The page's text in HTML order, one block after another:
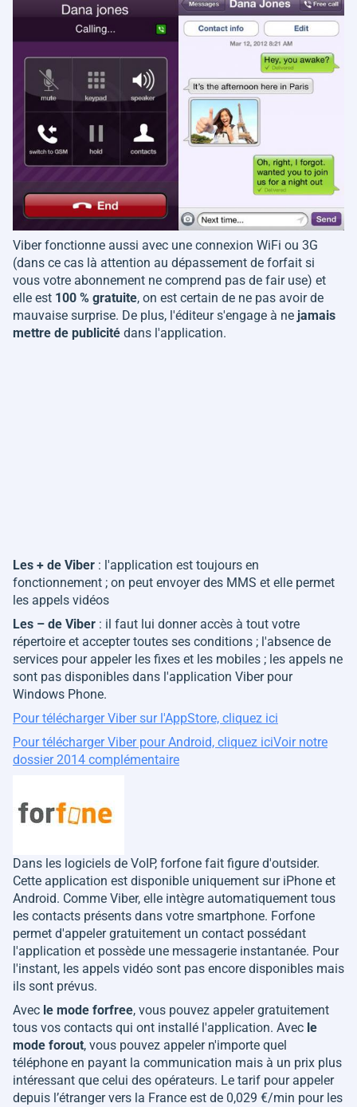
Viber fonctionne aussi avec une connexion WiFi ou 3G
(dans ce cas là attention au dépassement de forfait si
vous votre abonnement ne comprend pas de fair use) et
elle est 100 % gratuite, on est certain de ne pas avoir de
mauvaise surprise. De plus, l'éditeur s'engage à ne jamais
mettre de publicité dans l'application.
Les + de Viber : l'application est toujours en
fonctionnement ; on peut envoyer des MMS et elle permet
les appels vidéos
Les – de Viber : il faut lui donner accès à tout votre
répertoire et accepter toutes ses conditions ; l'absence de
services pour appeler les fixes et les mobiles ; les appels ne
sont pas disponibles dans l'application Viber pour
Windows Phone.
Pour télécharger Viber sur l'AppStore, cliquez ici
Pour télécharger Viber pour Android, cliquez iciVoir notre
dossier 2014 complémentaire
Dans les logiciels de VoIP, forfone fait figure d'outsider.
Cette application est disponible uniquement sur iPhone et
Android. Comme Viber, elle intègre automatiquement tous
les contacts présents dans votre smartphone. Forfone
permet d'appeler gratuitement un contact possédant
l'application et possède une messagerie instantanée. Pour
l'instant, les appels vidéo sont pas encore disponibles mais
ils sont prévus.
Avec le mode forfree, vous pouvez appeler gratuitement
tous vos contacts qui ont installé l'application. Avec le
mode forout, vous pouvez appeler n'importe quel
téléphone en payant la communication mais à un prix plus
intéressant que celui des opérateurs. Le tarif pour appeler
depuis l’étranger vers la France est de 0,029 €/min pour les